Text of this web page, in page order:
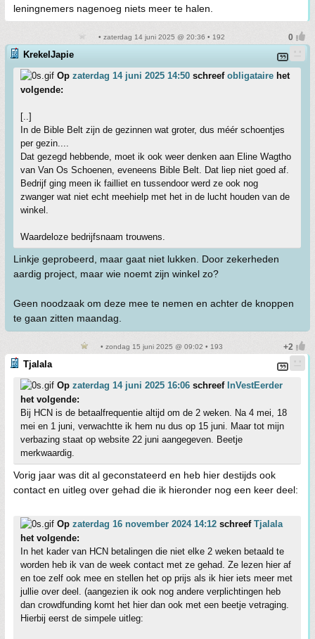
leningnemers nagenoeg niets meer te halen.
• zaterdag 14 juni 2025 @ 20:36 • 192
KrekelJapie
Op zaterdag 14 juni 2025 14:50 schreef obligataire het
volgende:
[..]
In de Bible Belt zijn de gezinnen wat groter, dus méér schoentjes
per gezin....
Dat gezegd hebbende, moet ik ook weer denken aan Eline Wagtho
van Van Os Schoenen, eveneens Bible Belt. Dat liep niet goed af.
Bedrijf ging meen ik failliet en tussendoor werd ze ook nog
zwanger wat niet echt meehielp met het in de lucht houden van de
winkel.
Waardeloze bedrijfsnaam trouwens.
Linkje geprobeerd, maar gaat niet lukken. Door zekerheden
aardig project, maar wie noemt zijn winkel zo?
Geen noodzaak om deze mee te nemen en achter de knoppen
te gaan zitten maandag.
• zondag 15 juni 2025 @ 09:02 • 193
Tjalala
Op zaterdag 14 juni 2025 16:06 schreef InVestEerder
het volgende:
Bij HCN is de betaalfrequentie altijd om de 2 weken. Na 4 mei, 18
mei en 1 juni, verwachtte ik hem nu dus op 15 juni. Maar tot mijn
verbazing staat op website 22 juni aangegeven. Beetje
merkwaardig.
Vorig jaar was dit al geconstateerd en heb hier destijds ook
contact en uitleg over gehad die ik hieronder nog een keer deel:
Op zaterdag 16 november 2024 14:12 schreef Tjalala
het volgende:
In het kader van HCN betalingen die niet elke 2 weken betaald te
worden heb ik van de week contact met ze gehad. Ze lezen hier af
en toe zelf ook mee en stellen het op prijs als ik hier iets meer met
jullie over deel. (aangezien ik ook nog andere verplichtingen heb
dan crowdfunding komt het hier dan ook met een beetje vetraging.
Hierbij eerst de simpele uitleg: